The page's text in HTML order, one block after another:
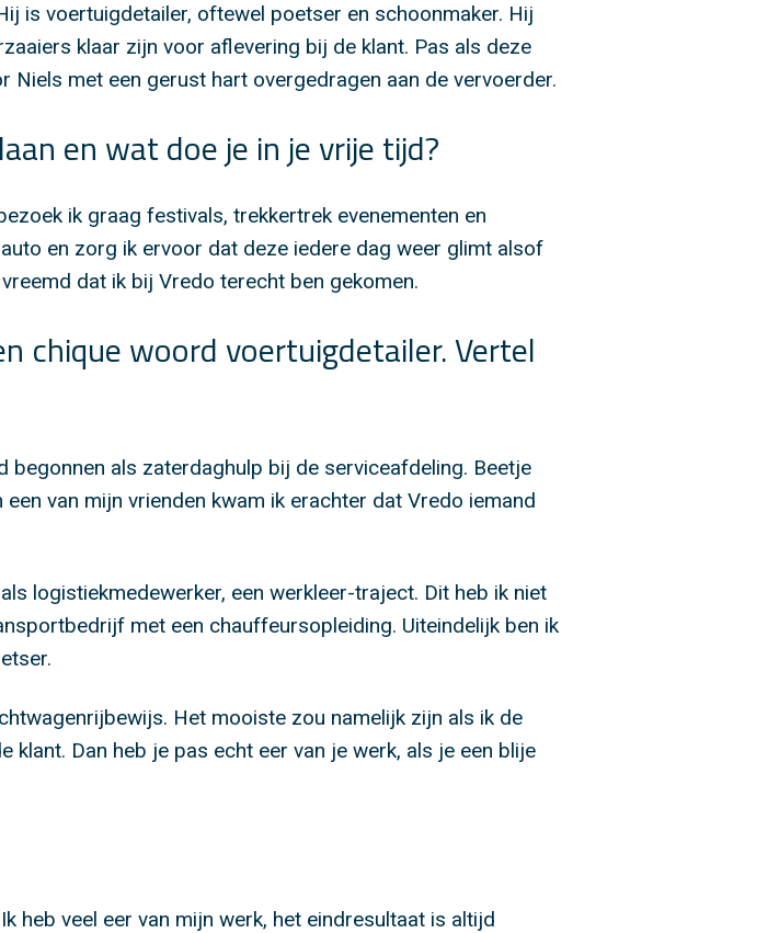
is voertuigdetailer, oftewel poetser en schoonmaker. Hij
klaar zijn voor aflevering bij de klant. Pas als deze
met een gerust hart overgedragen aan de vervoerder.
en wat doe je in je vrije tijd?
ik graag festivals, trekkertrek evenementen en
en zorg ik ervoor dat deze iedere dag weer glimt alsof
dat ik bij Vredo terecht ben gekomen.
chique woord voertuigdetailer. Vertel
als zaterdaghulp bij de serviceafdeling. Beetje
van mijn vrienden kwam ik erachter dat Vredo iemand
logistiekmedewerker, een werkleer-traject. Dit heb ik niet
met een chauffeursopleiding. Uiteindelijk ben ik
Het mooiste zou namelijk zijn als ik de
Dan heb je pas echt eer van je werk, als je een blije
heb veel eer van mijn werk, het eindresultaat is altijd